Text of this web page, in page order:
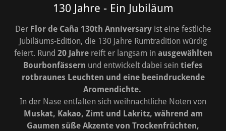
130 Jahre - Ein Jubiläum
Der Flor de Caña 130th Anniversaryist eine festliche
Jubiläums-Edition, die 130 Jahre Rumtradition würdig
feiert. Rund 20 Jahrereift er langsam in ausgewählten
Bourbonfässern und entwickelt dabei sein tiefes
rotbraunes Leuchten und eine beeindruckende
Aromendichte.
In der Nase entfalten sich weihnachtliche Noten von
Muskat, Kakao, Zimt und Lakritz, während am
Gaumen süße Akzente von Trockenfrüchten,